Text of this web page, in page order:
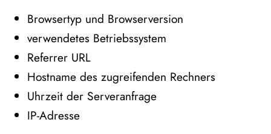
Browsertyp und Browserversion
verwendetes Betriebssystem
Referrer URL
Hostname des zugreifenden Rechners
Uhrzeit der Serveranfrage
IP-Adresse